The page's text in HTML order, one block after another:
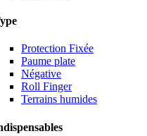
Protection Fixée
Paume plate
Négative
Roll Finger
Terrains humides